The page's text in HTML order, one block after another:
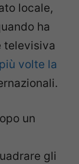
locale,
ha
televisiva
volte la
un
gli